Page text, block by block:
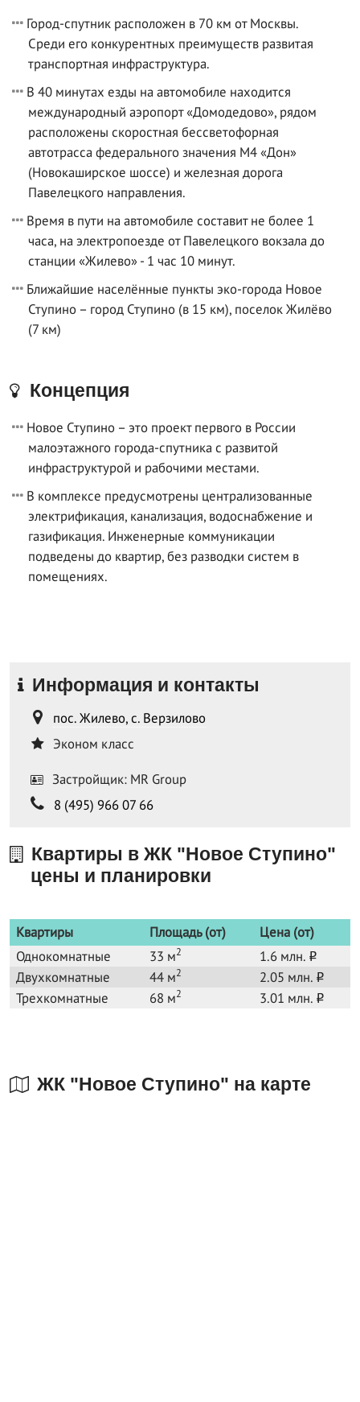
Город-спутник расположен в 70 км от Москвы.
Среди его конкурентных преимуществ развитая
транспортная инфраструктура.
В 40 минутах езды на автомобиле находится
международный аэропорт «Домодедово», рядом
расположены скоростная бессветофорная
автотрасса федерального значения М4 «Дон»
(Новокаширское шоссе) и железная дорога
Павелецкого направления.
Время в пути на автомобиле составит не более 1
часа, на электропоезде от Павелецкого вокзала до
станции «Жилево» - 1 час 10 минут.
Ближайшие населённые пункты эко-города Новое
Ступино – город Ступино (в 15 км), поселок Жилёво
(7 км)
Концепция
Новое Ступино – это проект первого в России
малоэтажного города-спутника с развитой
инфраструктурой и рабочими местами.
В комплексе предусмотрены централизованные
электрификация, канализация, водоснабжение и
газификация. Инженерные коммуникации
подведены до квартир, без разводки систем в
помещениях.
Информация и контакты
пос. Жилево, с. Верзилово
Эконом класс
Застройщик: MR Group
8 (495) 966 07 66
Квартиры в ЖК "Новое Ступино"
цены и планировки
Квартиры Площадь (от)
Цена (от)
Однокомнатные
33 м2 1.6 млн. o
Двухкомнатные 44 м2 2.05 млн. o
Трехкомнатные 68 м2 3.01 млн. o
ЖК "Новое Ступино" на карте